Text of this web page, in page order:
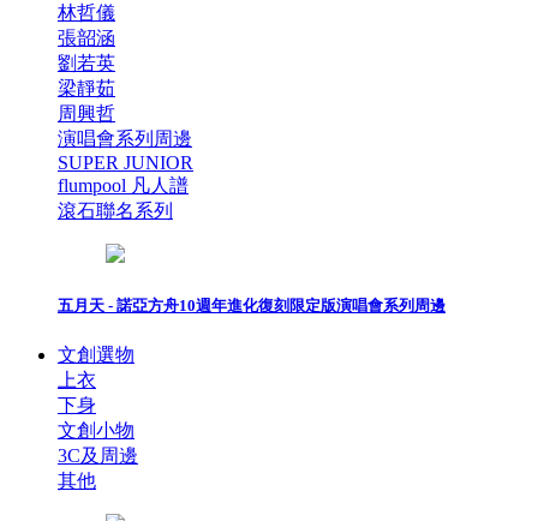
林哲儀
張韶涵
劉若英
梁靜茹
周興哲
演唱會系列周邊
SUPER JUNIOR
flumpool 凡人譜
滾石聯名系列
五月天 - 諾亞方舟10週年進化復刻限定版演唱會系列周邊
文創選物
上衣
下身
文創小物
3C及周邊
其他